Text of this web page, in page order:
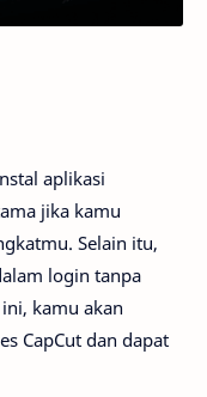
aplikasi
jika kamu
Selain itu,
login tanpa
kamu akan
CapCut dan dapat